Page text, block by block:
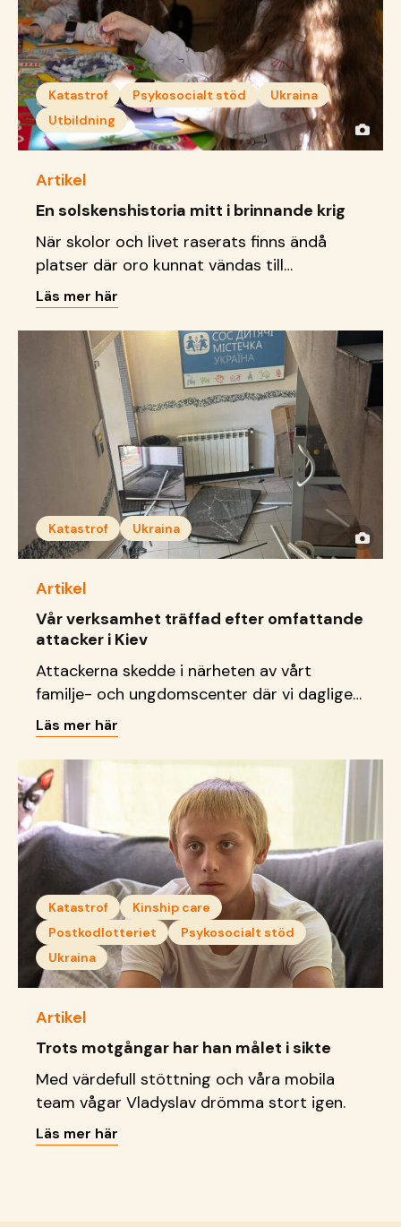
Katastrof Psykosocialt stöd
Ukraina
Utbildning
Artikel
En solskenshistoria mitt i brinnande krig
När skolor och livet raserats finns ändå
platser där oro kunnat vändas till
delaktighet, kreativitet och
framtidsdrömmar.
Läs mer här
Katastrof Ukraina
Artikel
Vår verksamhet träffad efter omfattande
attacker i Kiev
Attackerna skedde i närheten av vårt
familje- och ungdomscenter där vi dagligen
tar emot barn, unga och familjer.
Läs mer här
Katastrof
Kinship care
Postkodlotteriet
Psykosocialt stöd
Ukraina
Artikel
Trots motgångar har han målet i sikte
Med värdefull stöttning och våra mobila
team vågar Vladyslav drömma stort igen.
Läs mer här